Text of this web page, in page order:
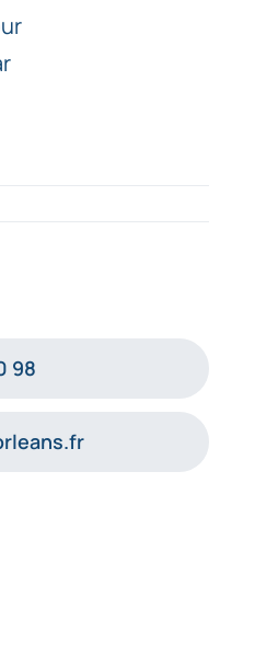
98